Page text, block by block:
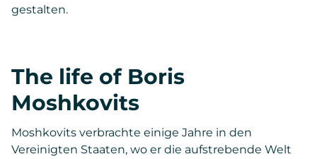
gestalten.
The life of Boris
Moshkovits
Moshkovits verbrachte einige Jahre in den
Vereinigten Staaten, wo er die aufstrebende Welt